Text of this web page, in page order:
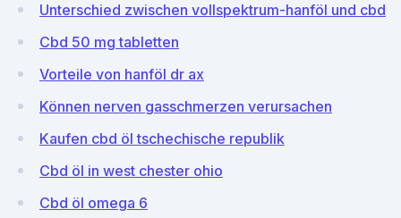
Unterschied zwischen vollspektrum-hanföl und cbd
Cbd 50 mg tabletten
Vorteile von hanföl dr ax
Können nerven gasschmerzen verursachen
Kaufen cbd öl tschechische republik
Cbd öl in west chester ohio
Cbd öl omega 6